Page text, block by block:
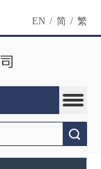
EN / 简 / 繁